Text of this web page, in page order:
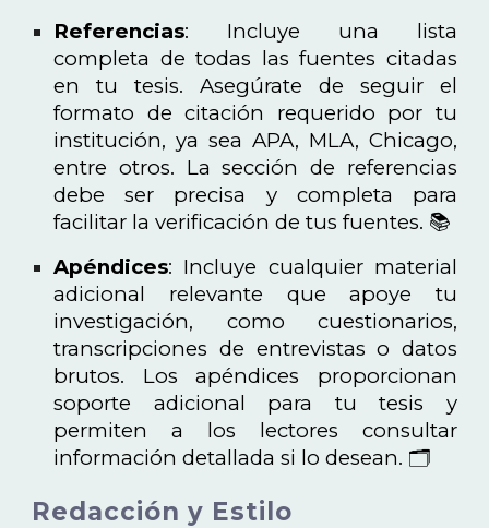
Referencias: Incluye una lista
completa de todas las fuentes citadas
en tu tesis. Asegúrate de seguir el
formato de citación requerido por tu
institución, ya sea APA, MLA, Chicago,
entre otros. La sección de referencias
debe ser precisa y completa para
facilitar la verificación de tus fuentes. 📚
Apéndices: Incluye cualquier material
adicional relevante que apoye tu
investigación, como cuestionarios,
transcripciones de entrevistas o datos
brutos. Los apéndices proporcionan
soporte adicional para tu tesis y
permiten a los lectores consultar
información detallada si lo desean. 🗂️
Redacción y Estilo